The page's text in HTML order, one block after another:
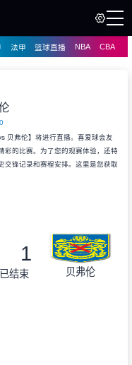
法甲 篮球直播 NBA CBA
贝弗伦】将进行直播。喜爱球会友
彩的比赛。为了您的观赛体验，还特
交锋记录和赛程安排。这里是您获取
1
结束 贝弗伦